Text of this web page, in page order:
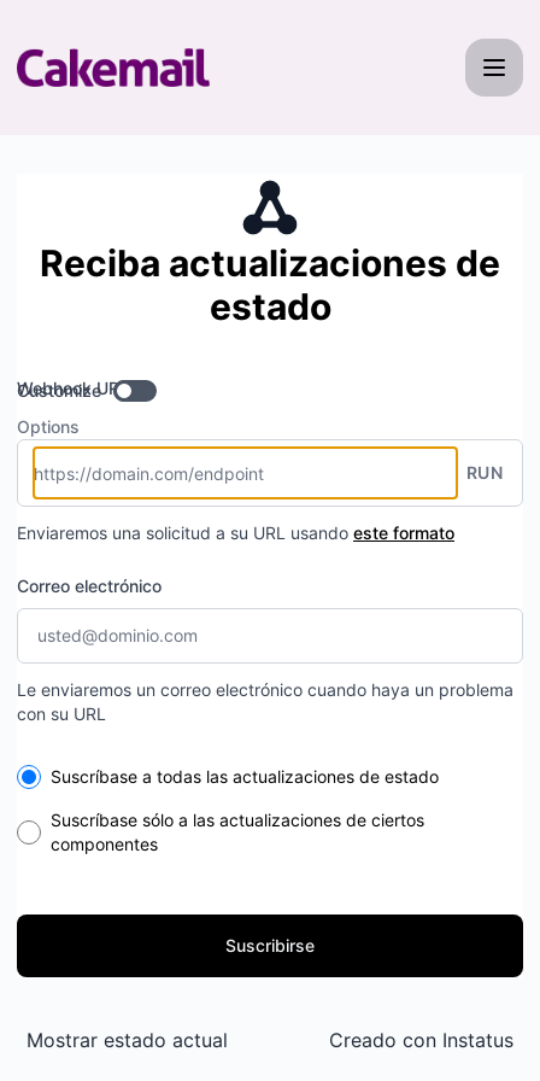
Reciba actualizaciones de
estado
Webhook URL
Customize
Options
RUN
Enviaremos una solicitud a su URL usando este formato
Correo electrónico
Le enviaremos un correo electrónico cuando haya un problema
con su URL
Select the components you want to receive updates for
Suscríbase a todas las actualizaciones de estado
Suscríbase sólo a las actualizaciones de ciertos
componentes
Suscribirse
Mostrar estado actual Creado con Instatus